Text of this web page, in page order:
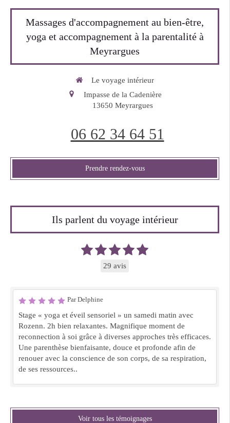
Massages d'accompagnement au bien-être,
yoga et accompagnement à la parentalité à
Meyrargues
Le voyage intérieur
Impasse de la Cadenière
13650 Meyrargues
06 62 34 64 51
Prendre rendez-vous
Ils parlent du voyage intérieur
29 avis
Par Delphine
Stage « yoga et éveil sensoriel » un samedi matin avec
Rozenn. 2h bien relaxantes. Magnifique moment de
reconnection à soi grâce à diverses approches très efficaces.
Une parenthèse bienfaisante, douce et profonde afin de
renouer avec la conscience de son corps, de sa respiration,
de ses ressources..
Voir tous les témoignages